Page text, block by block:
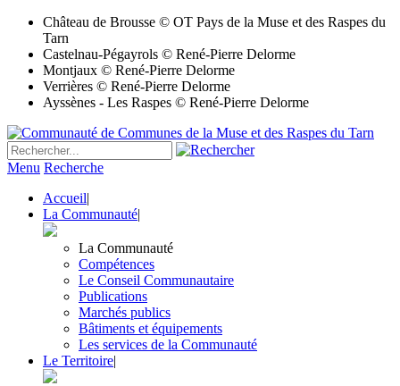
Château de Brousse © OT Pays de la Muse et des Raspes du
Tarn
Castelnau-Pégayrols © René-Pierre Delorme
Montjaux © René-Pierre Delorme
Verrières © René-Pierre Delorme
Ayssènes - Les Raspes © René-Pierre Delorme
Menu Recherche
Accueil|
La Communauté|
La Communauté
Compétences
Le Conseil Communautaire
Publications
Marchés publics
Bâtiments et équipements
Les services de la Communauté
Le Territoire|